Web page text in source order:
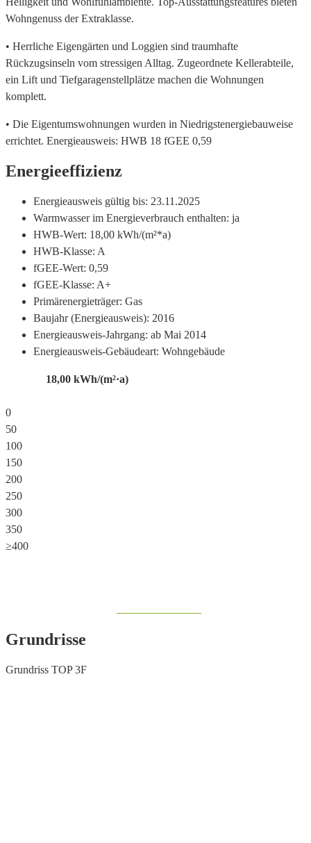
Wohngenuss der Extraklasse.
• Herrliche Eigengärten und Loggien sind traumhafte
Rückzugsinseln vom stressigen Alltag. Zugeordnete Kellerabteile,
ein Lift und Tiefgaragenstellplätze machen die Wohnungen
komplett.
• Die Eigentumswohnungen wurden in Niedrigstenergiebauweise
errichtet. Energieausweis: HWB 18 fGEE 0,59
Energieeffizienz
Energieausweis gültig bis: 23.11.2025
Warmwasser im Energieverbrauch enthalten: ja
HWB-Wert: 18,00 kWh/(m²*a)
HWB-Klasse: A
fGEE-Wert: 0,59
fGEE-Klasse: A+
Primärenergieträger: Gas
Baujahr (Energieausweis): 2016
Energieausweis-Jahrgang: ab Mai 2014
Energieausweis-Gebäudeart: Wohngebäude
18,00 kWh/(m²·a)
0
50
100
150
200
250
300
350
≥400
Grundrisse
Grundriss TOP 3F